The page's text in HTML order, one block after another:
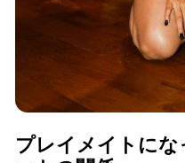
プレイメイトに